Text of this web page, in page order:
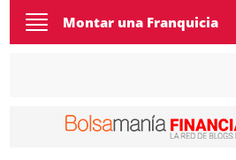
Toggle
navigation
Montar una Franquicia